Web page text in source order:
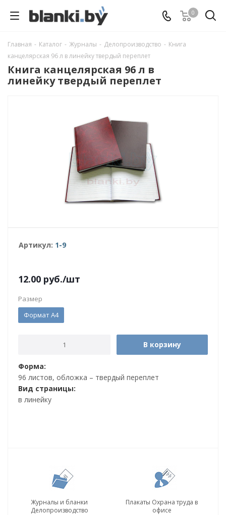
0
Главная - Каталог - Журналы - Делопроизводство - Книга
канцелярская 96 л в линейку твердый переплет
Книга канцелярская 96 л в
линейку твердый переплет
Артикул: 1-9
12.00 руб./шт
Размер
Формат А4
В корзину
Форма:
96 листов, обложка – твердый переплет
Вид страницы:
в линейку
Журналы и бланки
Делопроизводство
Плакаты Охрана труда в
офисе